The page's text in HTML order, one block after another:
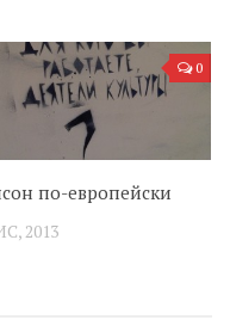
0
по-европейски
2013